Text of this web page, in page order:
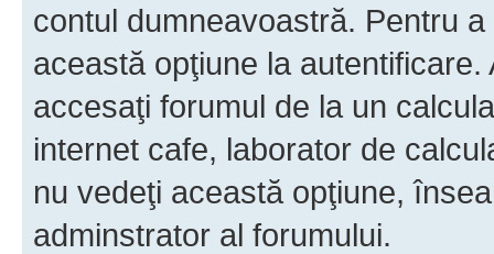
contul dumneavoastră. Pentru
această opţiune la
accesaţi forumul de la un
internet cafe, laborator de
nu vedeţi această opţiune,
adminstrator al forumului.